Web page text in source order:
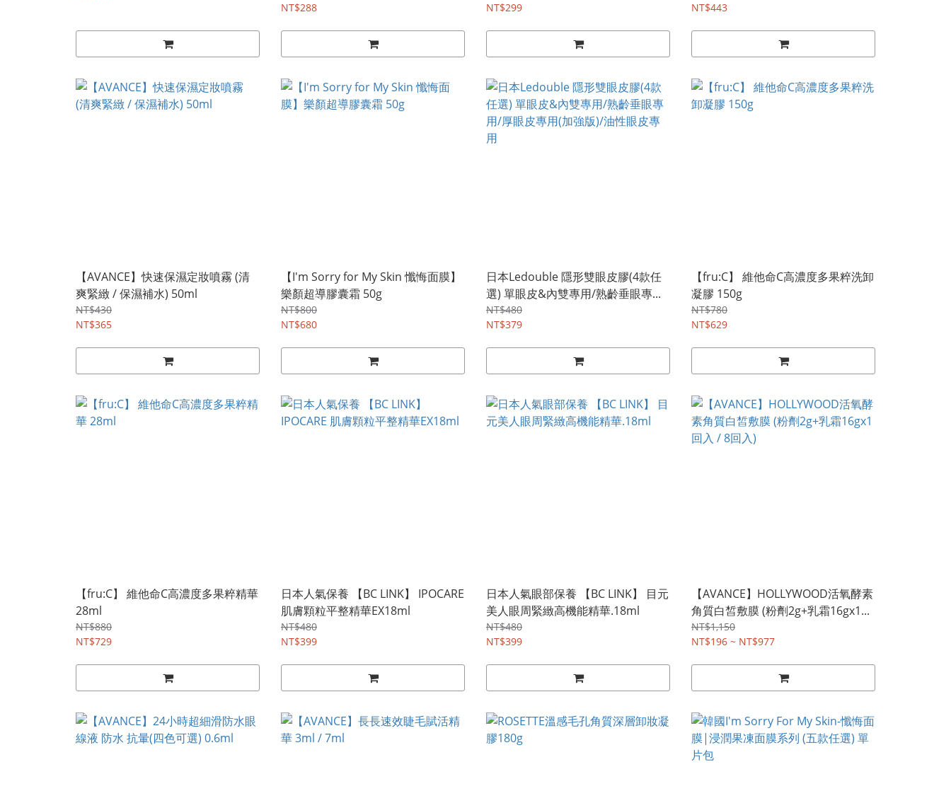
NT$288
NT$299
NT$443
【AVANCE】快速保濕定妝噴霧 (清
爽緊緻 / 保濕補水) 50ml
NT$430
NT$365
【I'm Sorry for My Skin 懺悔面膜】
樂顏超導膠囊霜 50g
NT$800
NT$680
日本Ledouble 隱形雙眼皮膠(4款任
選) 單眼皮&內雙專用/熟齡垂眼專...
NT$480
NT$379
【fru:C】 維他命C高濃度多果粹洗卸
凝膠 150g
NT$780
NT$629
【fru:C】 維他命C高濃度多果粹精華
28ml
NT$880
NT$729
日本人氣保養 【BC LINK】 IPOCARE
肌膚顆粒平整精華EX18ml
NT$480
NT$399
日本人氣眼部保養 【BC LINK】 目元
美人眼周緊緻高機能精華.18ml
NT$480
NT$399
【AVANCE】HOLLYWOOD活氧酵素
角質白皙敷膜 (粉劑2g+乳霜16gx1...
NT$1,150
NT$196 ~ NT$977